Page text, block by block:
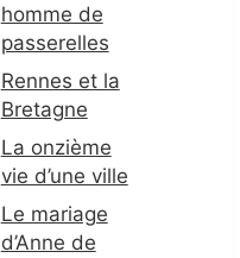
homme de
passerelles
Rennes et la
Bretagne
La onzième
vie d’une ville
Le mariage
d’Anne de